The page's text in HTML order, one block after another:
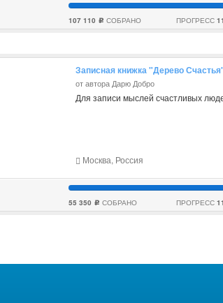
107 110 c СОБРАНО ПРОГРЕСС
Записная книжка "Дерево
от автора Дарю Добро
Для записи мыслей счастливых
Москва, Россия
55 350 c СОБРАНО ПРОГРЕСС